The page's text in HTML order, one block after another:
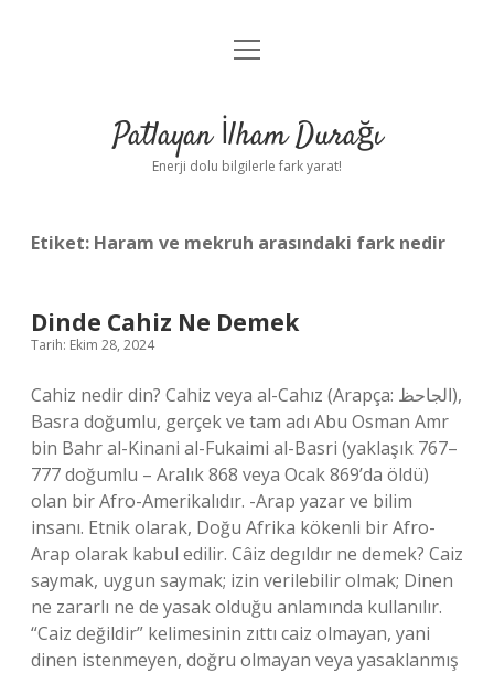
Anasayfa
Yasal Uyarı
menüyü
Patlayan İlham Durağı
Enerji dolu bilgilerle fark yarat!
Etiket: Haram ve mekruh arasındaki fark nedir
Dinde Cahiz Ne Demek
Tarih: Ekim 28, 2024
Cahiz nedir din? Cahiz veya al-Cahız (Arapça: الجاحظ‎),
Basra doğumlu, gerçek ve tam adı Abu Osman Amr
bin Bahr al-Kinani al-Fukaimi al-Basri (yaklaşık 767–
777 doğumlu – Aralık 868 veya Ocak 869’da öldü)
olan bir Afro-Amerikalıdır. -Arap yazar ve bilim
insanı. Etnik olarak, Doğu Afrika kökenli bir Afro-
Arap olarak kabul edilir. Câiz degıldır ne demek? Caiz
saymak, uygun saymak; izin verilebilir olmak; Dinen
ne zararlı ne de yasak olduğu anlamında kullanılır.
“Caiz değildir” kelimesinin zıttı caiz olmayan, yani
dinen istenmeyen, doğru olmayan veya yasaklanmış